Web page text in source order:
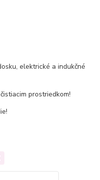
elektrické a indukčné
prostriedkom!